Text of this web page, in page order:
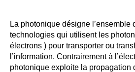
La photonique désigne l’ensemble
technologies qui utilisent les
électrons ) pour transporter ou
l’information. Contrairement à
photonique exploite la propagation